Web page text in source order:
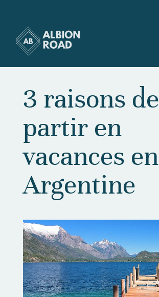
3 raisons de
partir en
vacances en
Argentine